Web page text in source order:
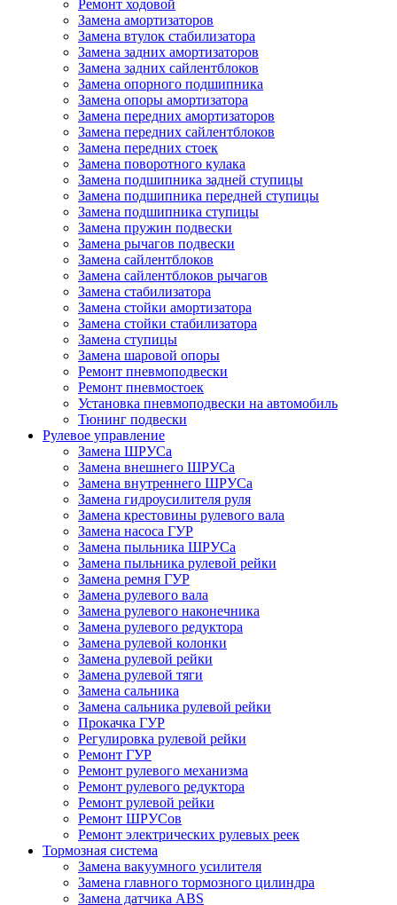
Ремонт ходовой
Замена амортизаторов
Замена втулок стабилизатора
Замена задних амортизаторов
Замена задних сайлентблоков
Замена опорного подшипника
Замена опоры амортизатора
Замена передних амортизаторов
Замена передних сайлентблоков
Замена передних стоек
Замена поворотного кулака
Замена подшипника задней ступицы
Замена подшипника передней ступицы
Замена подшипника ступицы
Замена пружин подвески
Замена рычагов подвески
Замена сайлентблоков
Замена сайлентблоков рычагов
Замена стабилизатора
Замена стойки амортизатора
Замена стойки стабилизатора
Замена ступицы
Замена шаровой опоры
Ремонт пневмоподвески
Ремонт пневмостоек
Установка пневмоподвески на автомобиль
Тюнинг подвески
Рулевое управление
Замена ШРУСа
Замена внешнего ШРУСа
Замена внутреннего ШРУСа
Замена гидроусилителя руля
Замена крестовины рулевого вала
Замена насоса ГУР
Замена пыльника ШРУСа
Замена пыльника рулевой рейки
Замена ремня ГУР
Замена рулевого вала
Замена рулевого наконечника
Замена рулевого редуктора
Замена рулевой колонки
Замена рулевой рейки
Замена рулевой тяги
Замена сальника
Замена сальника рулевой рейки
Прокачка ГУР
Регулировка рулевой рейки
Ремонт ГУР
Ремонт рулевого механизма
Ремонт рулевого редуктора
Ремонт рулевой рейки
Ремонт ШРУСов
Ремонт электрических рулевых реек
Тормозная система
Замена вакуумного усилителя
Замена главного тормозного цилиндра
Замена датчика ABS